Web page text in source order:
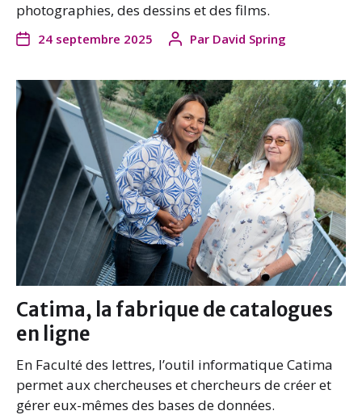
photographies, des dessins et des films.
24 septembre 2025 Par David Spring
Catima, la fabrique de catalogues
en ligne
En Faculté des lettres, l’outil informatique Catima
permet aux chercheuses et chercheurs de créer et
gérer eux-mêmes des bases de données.